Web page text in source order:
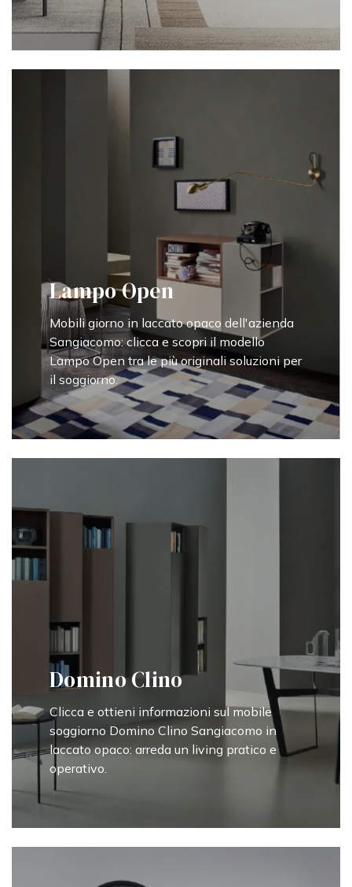
Lampo Open
Mobili giorno in laccato opaco dell'azienda
Sangiacomo: clicca e scopri il modello
Lampo Open tra le più originali soluzioni per
il soggiorno.
Domino Clino
Clicca e ottieni informazioni sul mobile
soggiorno Domino Clino Sangiacomo in
laccato opaco: arreda un living pratico e
operativo.